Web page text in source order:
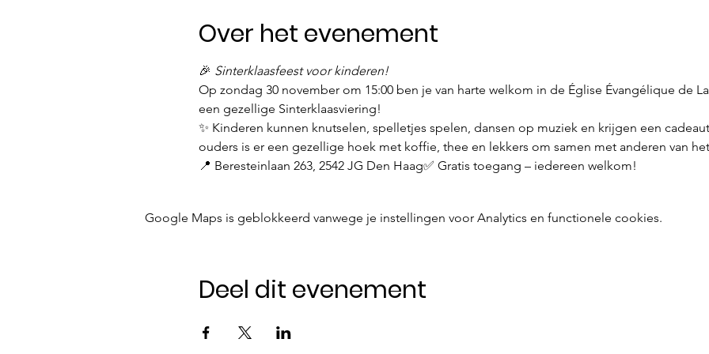
Over het evenement
🎉 Sinterklaasfeest voor kinderen!
Op zondag 30 november om 15:00 ben je van harte welkom in de Église Évangélique de
een gezellige Sinterklaasviering!
✨ Kinderen kunnen knutselen, spelletjes spelen, dansen op muziek en krijgen een
ouders is er een gezellige hoek met koffie, thee en lekkers om samen met anderen van
📍 Beresteinlaan 263, 2542 JG Den Haag✅ Gratis toegang – iedereen welkom!
Google Maps is geblokkeerd vanwege je instellingen voor Analytics en functionele cookies.
Deel dit evenement